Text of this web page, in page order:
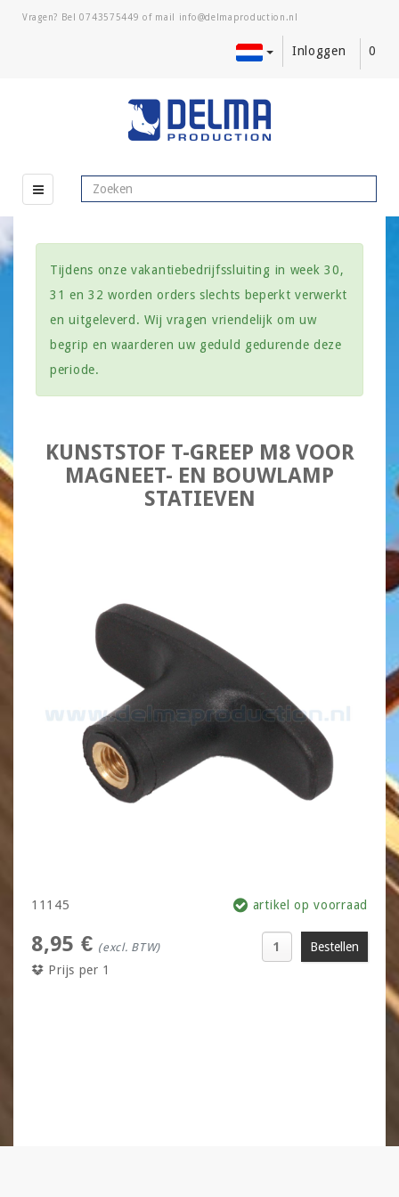
Vragen? Bel0743575449 of mail
Inloggen 0
Tijdens onze vakantiebedrijfssluiting in week 30,
31 en 32 worden orders slechts beperkt verwerkt
en uitgeleverd. Wij vragen vriendelijk om uw
begrip en waarderen uw geduld gedurende deze
periode.
KUNSTSTOF T-GREEP M8 VOOR
MAGNEET- EN BOUWLAMP
STATIEVEN
11145 artikel op voorraad
8,95 € (excl. BTW)
Prijs per 1